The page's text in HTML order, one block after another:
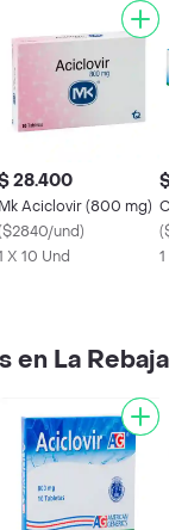
28.400
Mk Aciclovir (800 mg)
$2840/und)
X 10 Und
$
(
1 X
en La Rebaja